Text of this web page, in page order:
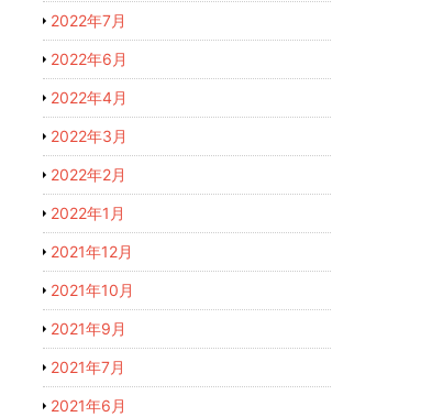
2022年7月
2022年6月
2022年4月
2022年3月
2022年2月
2022年1月
2021年12月
2021年10月
2021年9月
2021年7月
2021年6月